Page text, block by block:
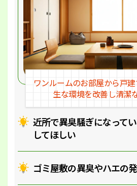
近所で異臭騒ぎになって
してほしい
ゴミ屋敷の異臭やハエの
ワンルームのお部屋から戸建
生な環境を改善し清潔